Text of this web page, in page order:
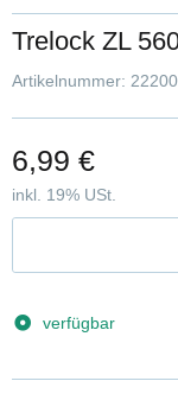
Trelock ZL
Artikelnummer:
6,99 €
inkl. 19% USt.
verfügbar